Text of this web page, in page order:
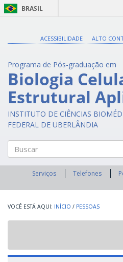
BRASIL
ACESSIBILIDADE
ALTO
Programa de Pós-graduação em
Biologia
Estrutural
INSTITUTO DE CIÊNCIAS
FEDERAL DE UBERLÂNDIA
Buscar
Serviços Telefones
INÍCIO / PESSOAS